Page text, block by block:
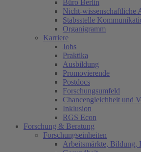
Büro Berlin
Nicht-wissenschaftliche
Stabsstelle
Organigramm
Karriere
Jobs
Praktika
Ausbildung
Promovierende
Postdocs
Forschungsumfeld
Chancengleichheit und
Inklusion
RGS Econ
Forschung & Beratung
Forschungseinheiten
Arbeitsmärkte, Bildung,